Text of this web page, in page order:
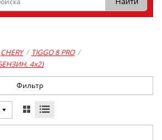
CHERY / TIGGO 8 PRO /
4x2)
Фильтр